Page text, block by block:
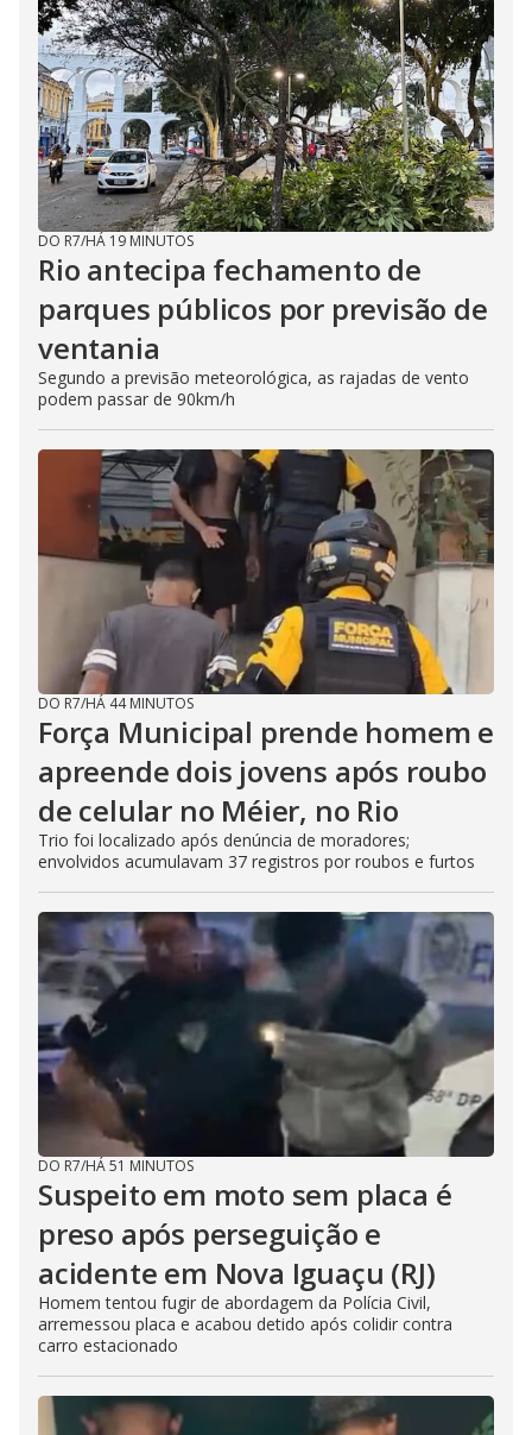
DO R7/HÁ 19 MINUTOS
Rio antecipa fechamento de
parques públicos por previsão de
ventania
Segundo a previsão meteorológica, as rajadas de vento
podem passar de 90km/h
DO R7/HÁ 44 MINUTOS
Força Municipal prende homem e
apreende dois jovens após roubo
de celular no Méier, no Rio
Trio foi localizado após denúncia de moradores;
envolvidos acumulavam 37 registros por roubos e furtos
DO R7/HÁ 51 MINUTOS
Suspeito em moto sem placa é
preso após perseguição e
acidente em Nova Iguaçu (RJ)
Homem tentou fugir de abordagem da Polícia Civil,
arremessou placa e acabou detido após colidir contra
carro estacionado